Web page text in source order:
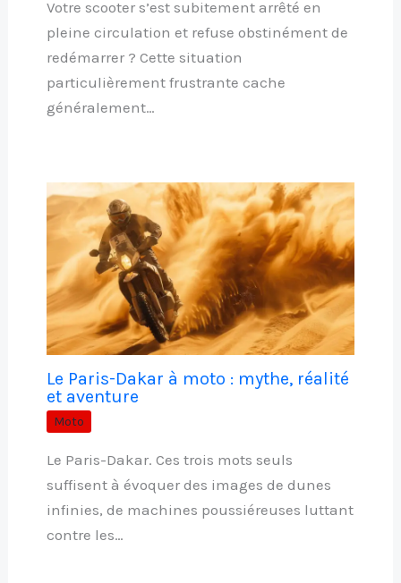
Votre scooter s’est subitement arrêté en
pleine circulation et refuse obstinément de
redémarrer ? Cette situation
particulièrement frustrante cache
généralement…
Le Paris-Dakar à moto : mythe, réalité
et aventure
Moto
Le Paris-Dakar. Ces trois mots seuls
suffisent à évoquer des images de dunes
infinies, de machines poussiéreuses luttant
contre les…